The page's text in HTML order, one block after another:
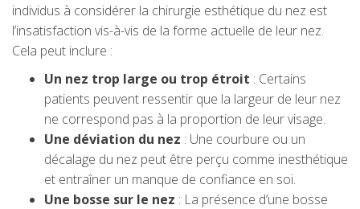
individus à considérer la chirurgie esthétique du nez est
l’insatisfaction vis-à-vis de la forme actuelle de leur nez.
Cela peut inclure :
Un nez trop large ou trop étroit : Certains
patients peuvent ressentir que la largeur de leur nez
ne correspond pas à la proportion de leur visage.
Une déviation du nez : Une courbure ou un
décalage du nez peut être perçu comme inesthétique
et entraîner un manque de confiance en soi.
Une bosse sur le nez : La présence d’une bosse